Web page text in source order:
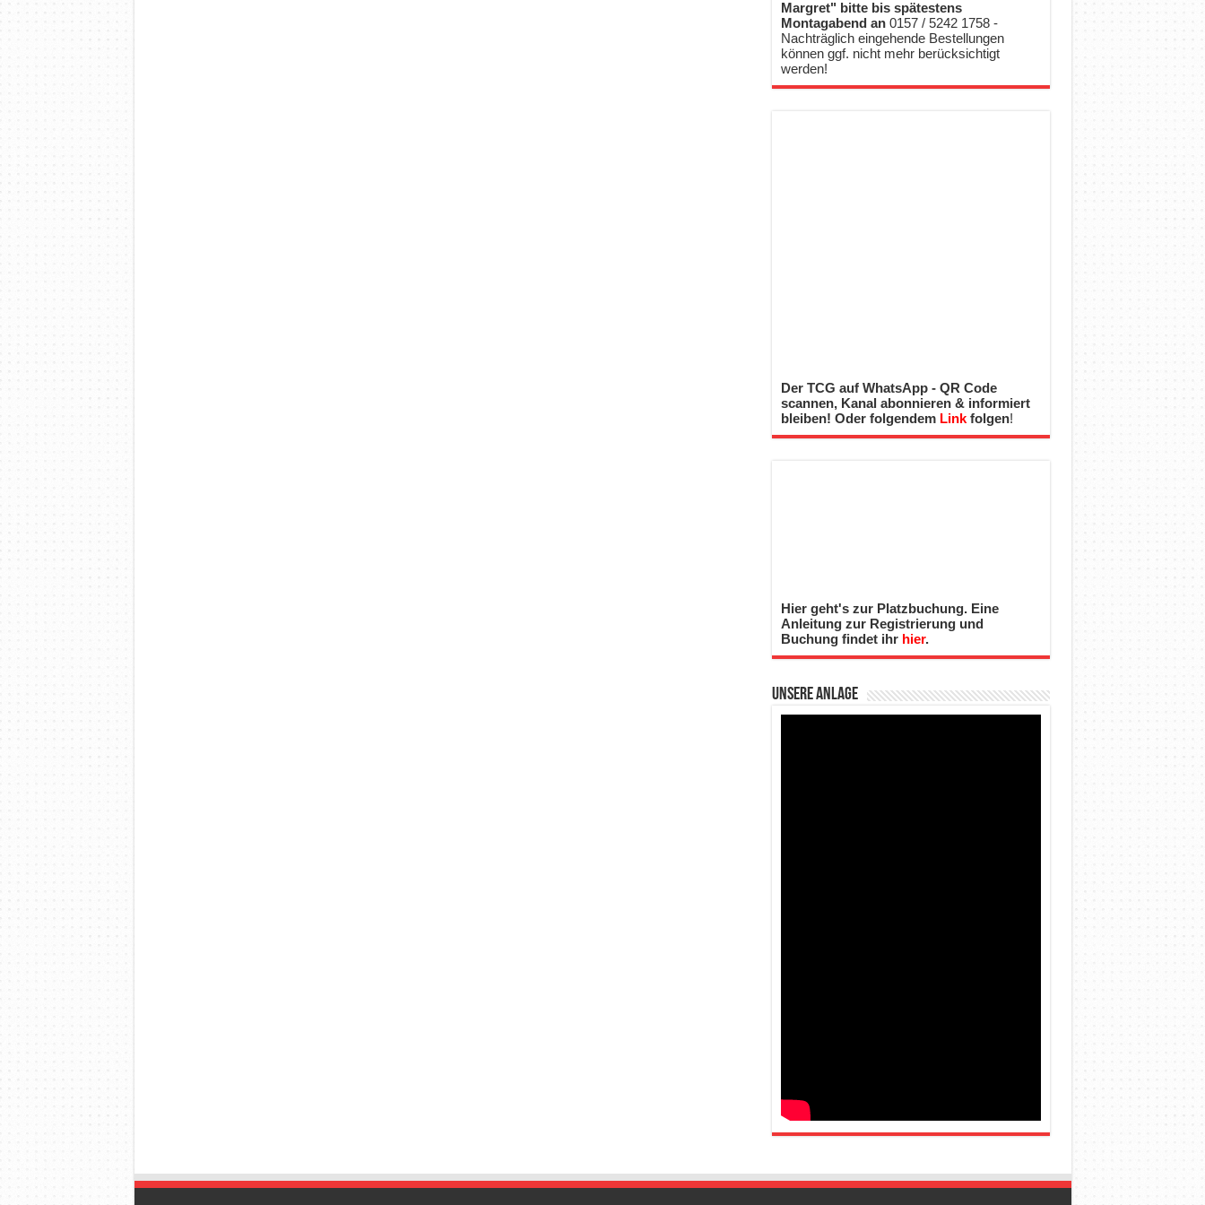
Margret" bitte bis spätestens
Montagabend an 0157 / 5242 1758 -
Nachträglich eingehende Bestellungen
können ggf. nicht mehr berücksichtigt
werden!
Der TCG auf WhatsApp - QR Code
scannen, Kanal abonnieren & informiert
bleiben! Oder folgendem Linkfolgen!
Hier geht's zur Platzbuchung. Eine
Anleitung zur Registrierung und
Buchung findet ihr hier.
Unsere Anlage